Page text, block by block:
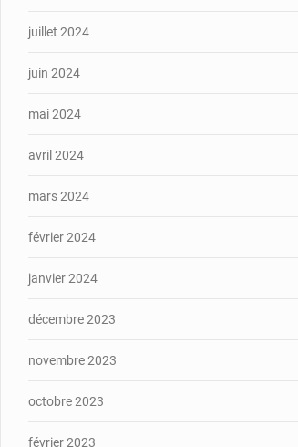
juillet 2024
juin 2024
mai 2024
avril 2024
mars 2024
février 2024
janvier 2024
décembre 2023
novembre 2023
octobre 2023
février 2023